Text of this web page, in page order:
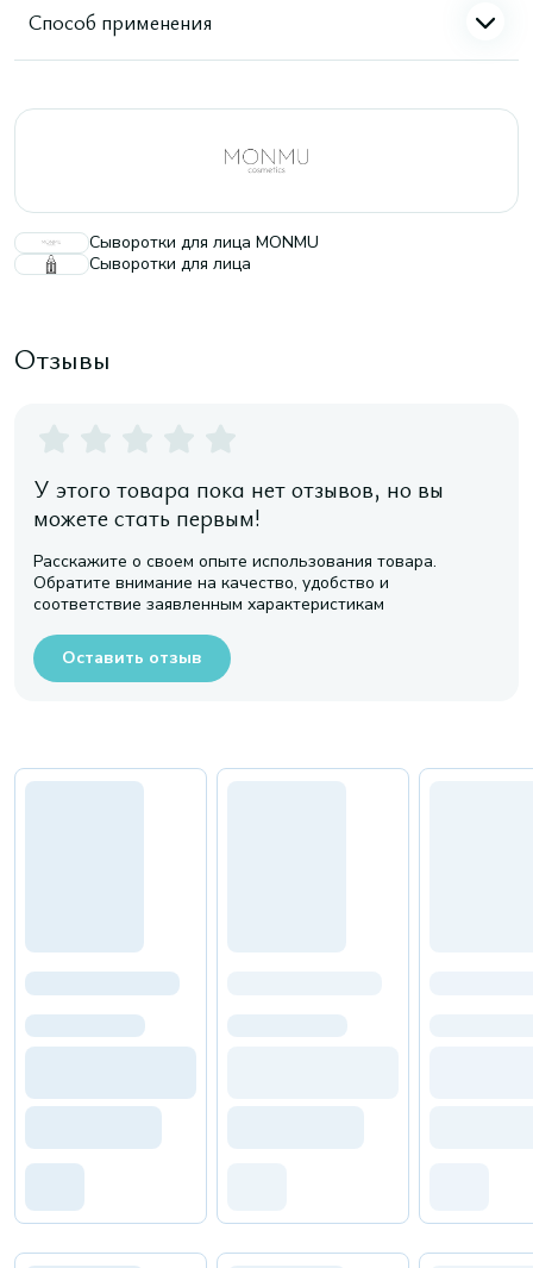
Способ применения
Сыворотки для лица MONMU
Сыворотки для лица
Отзывы
У этого товара пока нет отзывов, но вы
можете стать первым!
Расскажите о своем опыте использования товара.
Обратите внимание на качество, удобство и
соответствие заявленным характеристикам
Оставить отзыв